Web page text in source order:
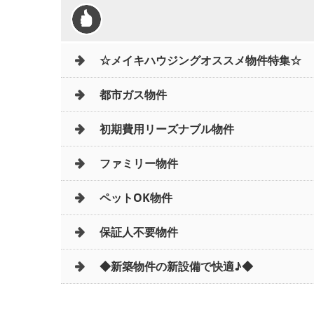
☆メイキハウジングオススメ物件特集☆
都市ガス物件
初期費用リーズナブル物件
ファミリー物件
ペットOK物件
保証人不要物件
◆新築物件の新設備で快適♪◆